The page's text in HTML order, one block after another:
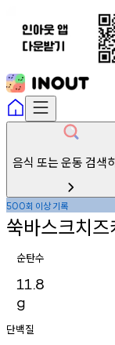
음식 또는 운동 검색
500회 이상기록
쑥바스크치
순탄수
11.8
g
단백질